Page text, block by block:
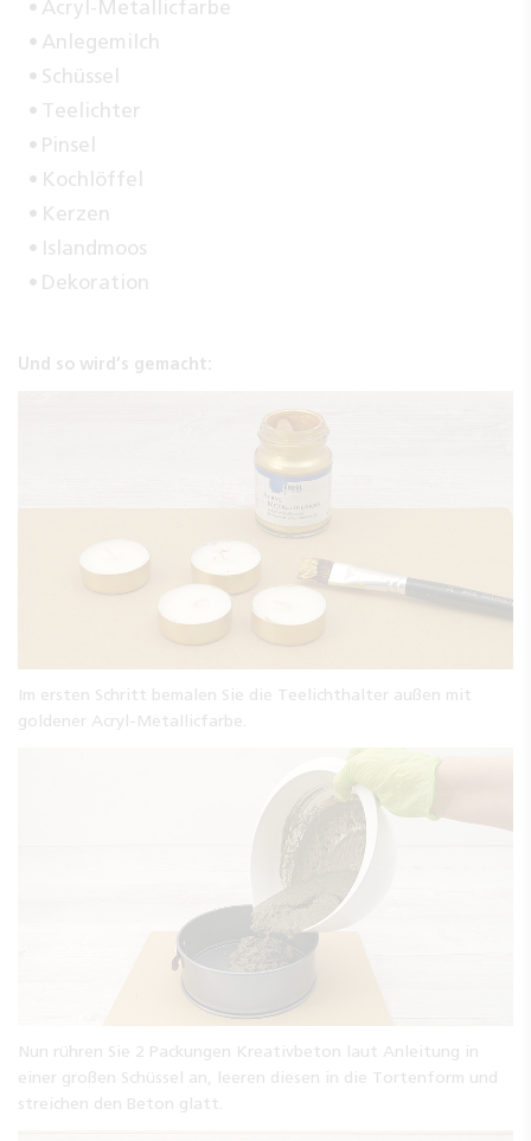
Acryl-Metallicfarbe
Anlegemilch
Schüssel
Teelichter
Pinsel
Kochlöffel
Kerzen
Islandmoos
Dekoration
Und so wird’s gemacht:
Im ersten Schritt bemalen Sie die Teelichthalter außen mit
goldener Acryl-Metallicfarbe.
Nun rühren Sie 2 Packungen Kreativbeton laut Anleitung in
einer großen Schüssel an, leeren diesen in die Tortenform und
streichen den Beton glatt.